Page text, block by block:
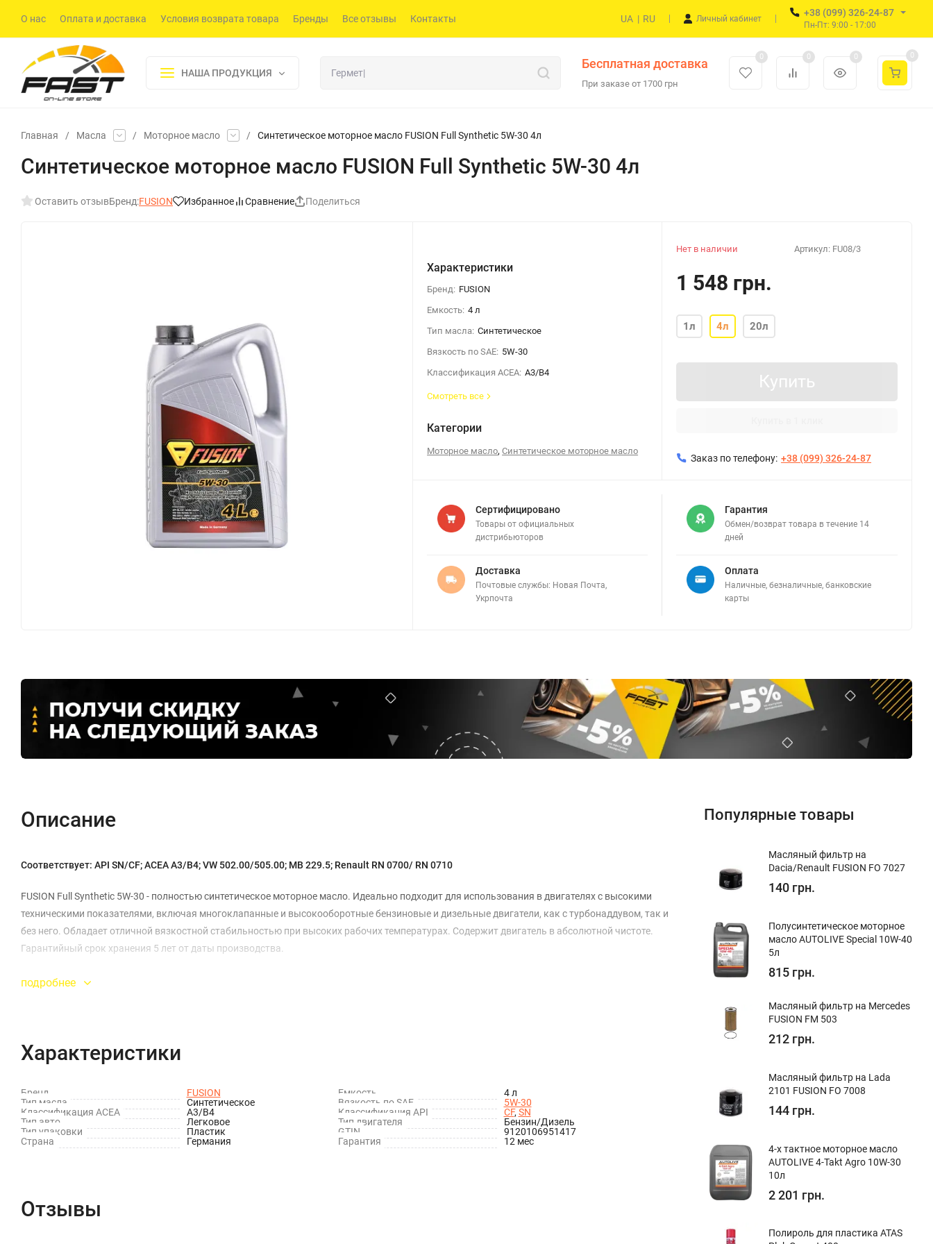
О нас Оплата и доставка Условия возврата товара Бренды Все отзывы Контакты UA | RU Личный кабинет
+38 (099) 326-24-87
Пн-Пт: 9:00 - 17:00
НАША ПРОДУКЦИЯ
Бесплатная доставка
При заказе от 1700 грн
0 0 0 0
Главная / Масла / Моторное масло / Синтетическое моторное масло FUSION Full Synthetic 5W-30 4л
Синтетическое моторное масло FUSION Full Synthetic 5W-30 4л
Оставить отзывБренд:FUSION Избранное Сравнение Поделиться
Характеристики
Бренд: FUSION
Емкость: 4 л
Тип масла: Синтетическое
Вязкость по SAE: 5W-30
Классификация ACEA: A3/B4
Смотреть все
Категории
Моторное масло,Синтетическое моторное масло
Артикул: FU08/3
Нет в наличии
1 548 грн.
1л 4л 20л
Купить
Заказ по телефону: +38 (099) 326-24-87
Сертифицировано
Товары от официальных
дистрибьюторов
Доставка
Почтовые службы: Новая Почта,
Укрпочта
Гарантия
Обмен/возврат товара в течение 14
дней
Оплата
Наличные, безналичные, банковские
карты
Описание
Соответствует: API SN/CF; ACEA A3/B4; VW 502.00/505.00; MB 229.5; Renault RN 0700/ RN 0710
FUSION Full Synthetic 5W-30 - полностью синтетическое моторное масло. Идеально подходит для использования в двигателях с высокими
техническими показателями, включая многоклапанные и высокооборотные бензиновые и дизельные двигатели, как с турбонаддувом, так и
без него. Обладает отличной вязкостной стабильностью при высоких рабочих температурах. Содержит двигатель в абсолютной чистоте.
Гарантийный срок хранения 5 лет от даты производства.
подробнее
Характеристики
Бренд FUSION Емкость
4 л
Тип масла
Синтетическое Вязкость по SAE
5W-30
Классификация ACEA
A3/B4 Классификация API CF, SN
Тип авто
Легковое Тип двигателя
Бензин/Дизель
Тип упаковки
Пластик GTIN
9120106951417
Страна
Германия Гарантия 12 мес
Отзывы
Популярные товары
Масляный фильтр на
Dacia/Renault FUSION FO 7027
140 грн.
Полуcинтетическое моторное
масло AUTOLIVE Special 10W-40
5л
815 грн.
Масляный фильтр на Mercedes
FUSION FM 503
212 грн.
Масляный фильтр на Lada
2101 FUSION FO 7008
144 грн.
4-х тактное моторное масло
AUTOLIVE 4-Takt Agro 10W-30
10л
2 201 грн.
Полироль для пластика ATAS